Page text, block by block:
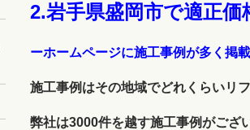
2.岩手県盛岡市で適正
ーホームページに施工事例が多く掲
施工事例はその地域でどれくらいリ
弊社は3000件を越す施工事例がござ